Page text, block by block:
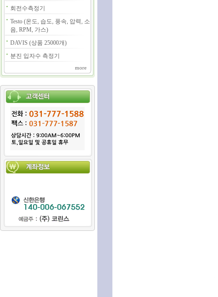
회전수측정기
Testo (온도, 습도, 풍속, 압력, 소
음, RPM, 가스)
DAVIS (상품 25000개)
분진 입자수 측정기
more